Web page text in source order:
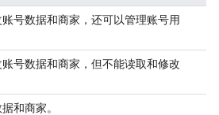
号数据和商家，还可以管理账号用
号数据和商家，但不能读取和修改
和商家。